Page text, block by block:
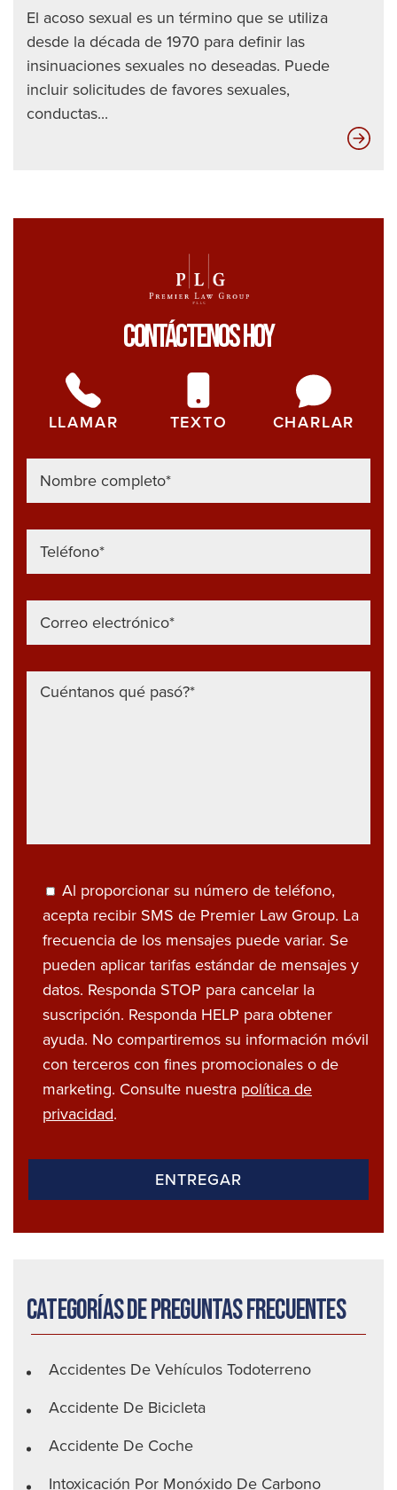
El acoso sexual es un término que se utiliza
desde la década de 1970 para definir las
insinuaciones sexuales no deseadas. Puede
incluir solicitudes de favores sexuales,
conductas...
por
Contáctenos Hoy
LLAMAR TEXTO CHARLAR
Al proporcionar su número de teléfono,
acepta recibir SMS de Premier Law Group. La
frecuencia de los mensajes puede variar. Se
pueden aplicar tarifas estándar de mensajes y
datos. Responda STOP para cancelar la
suscripción. Responda HELP para obtener
ayuda. No compartiremos su información móvil
con terceros con fines promocionales o de
marketing. Consulte nuestra política de
privacidad.
Categorías de preguntas frecuentes
Accidentes De Vehículos Todoterreno
Accidente De Bicicleta
Accidente De Coche
Intoxicación Por Monóxido De Carbono